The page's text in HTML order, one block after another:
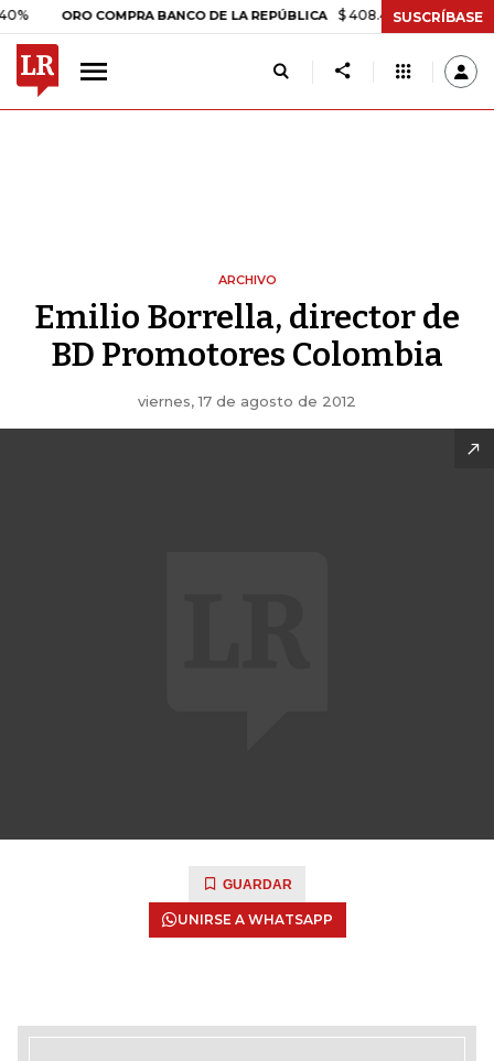
ORO COMPRA BANCO DE LA REPÚBLICA $ 408.498,97 +$ 8.753,81
SUSCRÍBASE
ARCHIVO
Emilio Borrella, director de
BD Promotores Colombia
viernes, 17 de agosto de 2012
GUARDAR
UNIRSE A WHATSAPP